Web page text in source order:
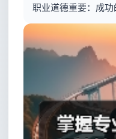
职业道德重要：成功